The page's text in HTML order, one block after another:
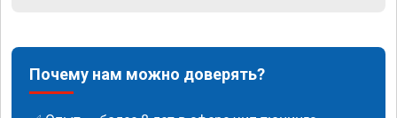
Почему нам можно доверять?